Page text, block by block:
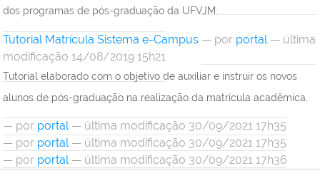
dos programas de pós-graduação da UFVJM.
Tutorial Matrícula Sistema e-Campus — por portal — última
modificação 14/08/2019 15h21
Tutorial elaborado com o objetivo de auxiliar e instruir os novos
alunos de pós-graduação na realização da matrícula acadêmica.
— por portal— última modificação 30/09/2021 17h35
— por portal— última modificação 30/09/2021 17h35
— por portal— última modificação 30/09/2021 17h36